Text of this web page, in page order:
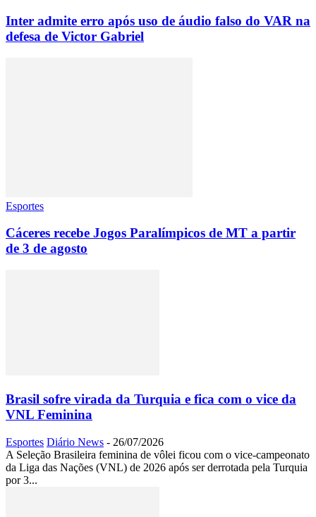
Inter admite erro após uso de áudio falso do VAR na
defesa de Victor Gabriel
Esportes
Cáceres recebe Jogos Paralímpicos de MT a partir
de 3 de agosto
Brasil sofre virada da Turquia e fica com o vice da
VNL Feminina
Esportes Diário News - 26/07/2026
A Seleção Brasileira feminina de vôlei ficou com o vice-campeonato
da Liga das Nações (VNL) de 2026 após ser derrotada pela Turquia
por 3...